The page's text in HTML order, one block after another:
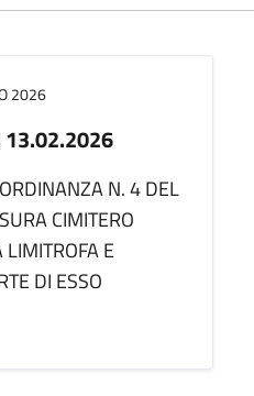
2026
13.02.2026
N. 4 DEL
CIMITERO
E
DI ESSO